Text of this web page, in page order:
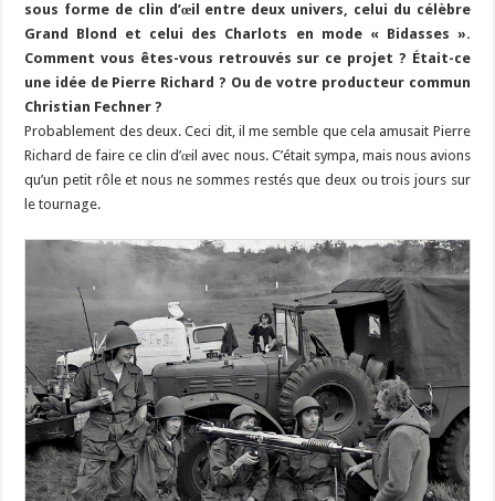
sous forme de clin d’œil entre deux univers, celui du célèbre
Grand Blond et celui des Charlots en mode « Bidasses ».
Comment vous êtes-vous retrouvés sur ce projet ? Était-ce
une idée de Pierre Richard ? Ou de votre producteur commun
Christian Fechner ?
Probablement des deux. Ceci dit, il me semble que cela amusait Pierre
Richard de faire ce clin d’œil avec nous. C’était sympa, mais nous avions
qu’un petit rôle et nous ne sommes restés que deux ou trois jours sur
le tournage.